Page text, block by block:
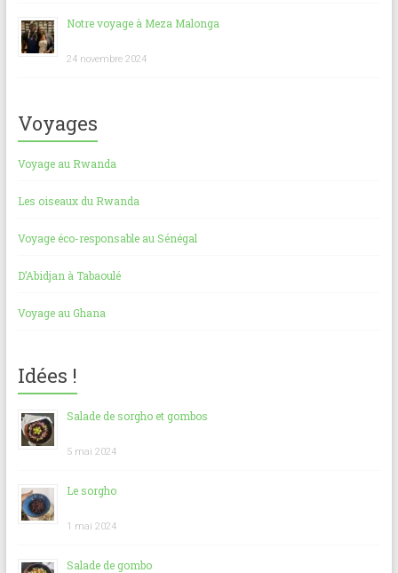
Notre voyage à Meza Malonga
24 novembre 2024
Voyages
Voyage au Rwanda
Les oiseaux du Rwanda
Voyage éco-responsable au Sénégal
D’Abidjan à Tabaoulé
Voyage au Ghana
Idées !
Salade de sorgho et gombos
5 mai 2024
Le sorgho
1 mai 2024
Salade de gombo